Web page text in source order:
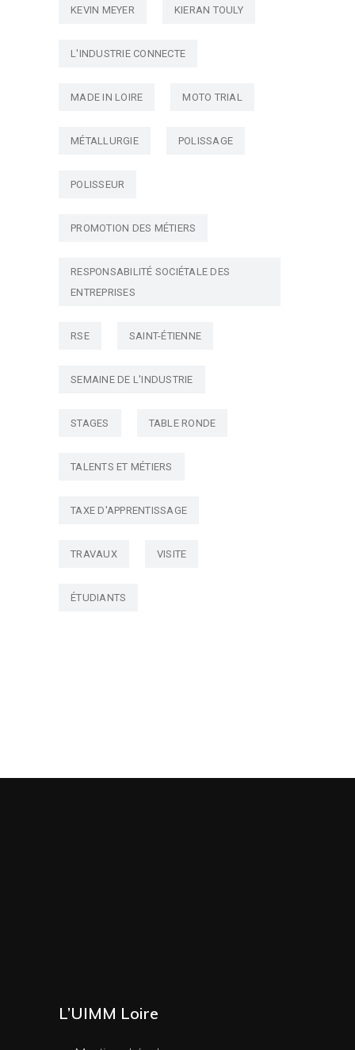
KEVIN MEYER KIERAN TOULY
L'INDUSTRIE CONNECTE
MADE IN LOIRE MOTO TRIAL
MÉTALLURGIE POLISSAGE
POLISSEUR
PROMOTION DES MÉTIERS
RESPONSABILITÉ SOCIÉTALE DES
ENTREPRISES
RSE SAINT-ÉTIENNE
SEMAINE DE L'INDUSTRIE
STAGES TABLE RONDE
TALENTS ET MÉTIERS
TAXE D'APPRENTISSAGE
TRAVAUX VISITE
ÉTUDIANTS
L’UIMM Loire